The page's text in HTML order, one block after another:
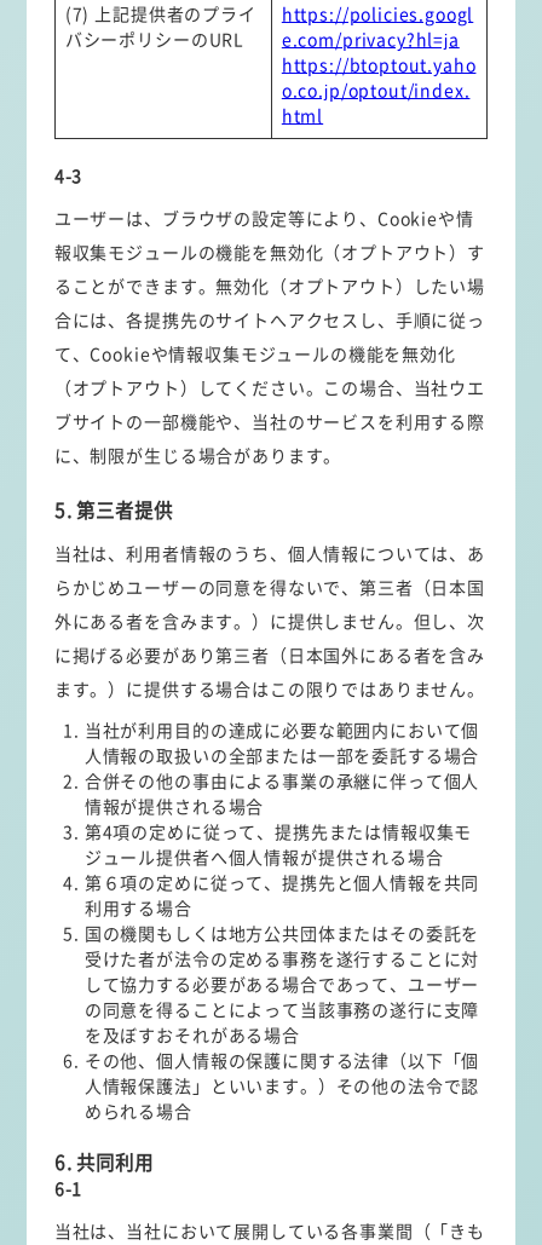
(7) 上記提供者のプライ
バシーポリシーのURL
https://policies.googl
e.com/privacy?hl=ja
https://btoptout.yaho
o.co.jp/optout/index.
html
4-3
ユーザーは、ブラウザの設定等により、Cookieや情
報収集モジュールの機能を無効化（オプトアウト）す
ることができます。無効化（オプトアウト）したい場
合には、各提携先のサイトへアクセスし、手順に従っ
て、Cookieや情報収集モジュールの機能を無効化
（オプトアウト）してください。この場合、当社ウエ
ブサイトの一部機能や、当社のサービスを利用する際
に、制限が生じる場合があります。
5. 第三者提供
当社は、利用者情報のうち、個人情報については、あ
らかじめユーザーの同意を得ないで、第三者（日本国
外にある者を含みます。）に提供しません。但し、次
に掲げる必要があり第三者（日本国外にある者を含み
ます。）に提供する場合はこの限りではありません。
当社が利用目的の達成に必要な範囲内において個
人情報の取扱いの全部または一部を委託する場合
合併その他の事由による事業の承継に伴って個人
情報が提供される場合
第4項の定めに従って、提携先または情報収集モ
ジュール提供者へ個人情報が提供される場合
第６項の定めに従って、提携先と個人情報を共同
利用する場合
国の機関もしくは地方公共団体またはその委託を
受けた者が法令の定める事務を遂行することに対
して協力する必要がある場合であって、ユーザー
の同意を得ることによって当該事務の遂行に支障
を及ぼすおそれがある場合
その他、個人情報の保護に関する法律（以下「個
人情報保護法」といいます。）その他の法令で認
められる場合
6. 共同利用
6-1
当社は、当社において展開している各事業間（「きも